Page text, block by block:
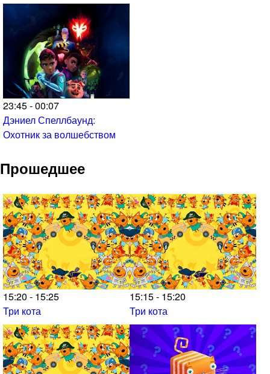
23:45 - 00:07
Дэниел Спеллбаунд:
Охотник за волшебством
Прошедшее
15:20 - 15:25
Три кота
15:15 - 15:20
Три кота